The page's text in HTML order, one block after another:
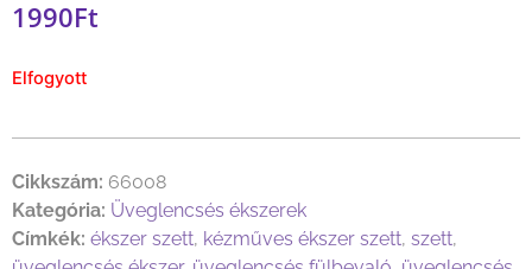
1990Ft
Elfogyott
Cikkszám: 66008
Kategória: Üveglencsés ékszerek
Címkék: ékszer szett, kézműves ékszer szett, szett,